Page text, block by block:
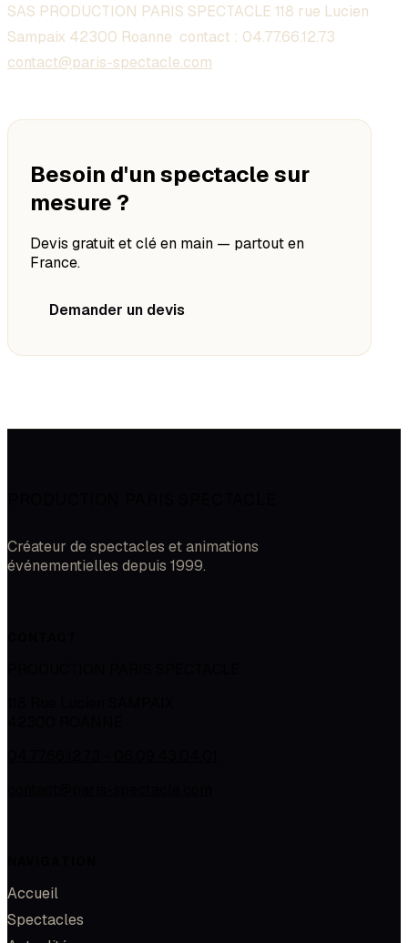
SAS PRODUCTION PARIS SPECTACLE 118 rue Lucien
Sampaix 42300 Roanne contact : 04.77.66.12.73
contact@paris-spectacle.com
Besoin d'un spectacle sur
mesure ?
Devis gratuit et clé en main — partout en
France.
Demander un devis
Créateur de spectacles et animations
événementielles depuis 1999.
Accueil
Spectacles